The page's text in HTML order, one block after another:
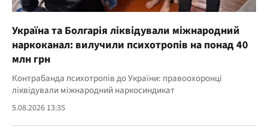
Україна та Болгарія ліквідували міжнародний
наркоканал: вилучили психотропів на понад 40
млн грн
Контрабанда психотропів до України: правоохоронці
ліквідували міжнародний наркосиндикат
5.08.2026 13:35